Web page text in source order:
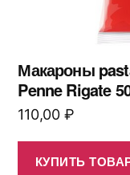
Макароны
Penne Rigate
110,00 ₽
КУПИТЬ